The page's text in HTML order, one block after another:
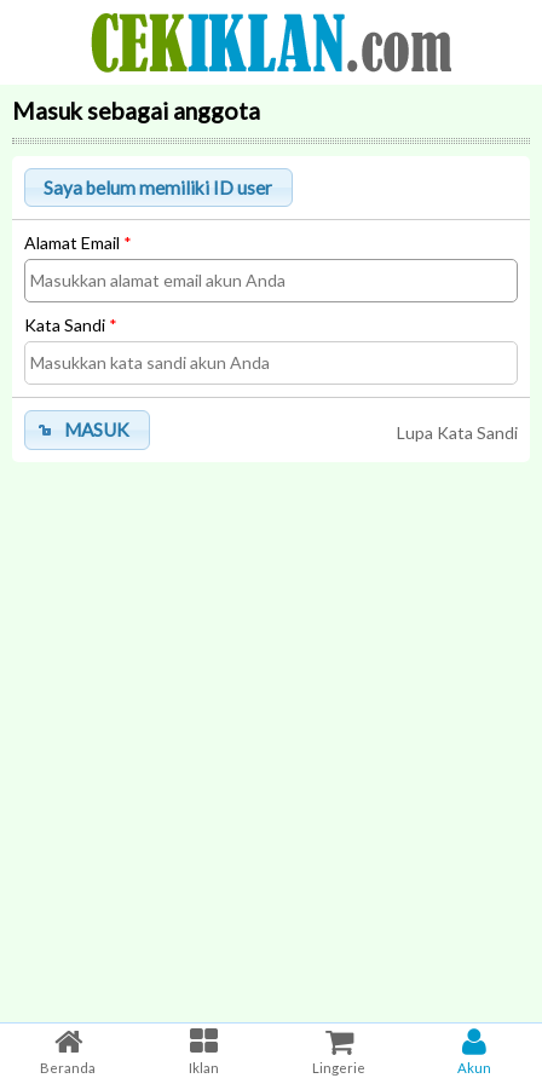
Masuk sebagai anggota
Alamat Email *
Kata Sandi *
Lupa Kata Sandi
MASUK
Beranda Iklan Lingerie Akun